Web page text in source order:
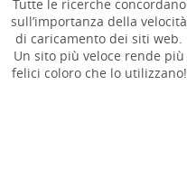
Tutte le ricerche concordano
sull’importanza della velocità
di caricamento dei siti web.
Un sito più veloce rende più
felici coloro che lo utilizzano!